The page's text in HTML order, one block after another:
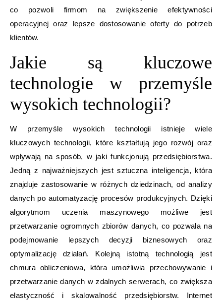
co pozwoli firmom na zwiększenie efektywności
operacyjnej oraz lepsze dostosowanie oferty do potrzeb
klientów.
Jakie są kluczowe
technologie w przemyśle
wysokich technologii?
W przemyśle wysokich technologii istnieje wiele
kluczowych technologii, które kształtują jego rozwój oraz
wpływają na sposób, w jaki funkcjonują przedsiębiorstwa.
Jedną z najważniejszych jest sztuczna inteligencja, która
znajduje zastosowanie w różnych dziedzinach, od analizy
danych po automatyzację procesów produkcyjnych. Dzięki
algorytmom uczenia maszynowego możliwe jest
przetwarzanie ogromnych zbiorów danych, co pozwala na
podejmowanie lepszych decyzji biznesowych oraz
optymalizację działań. Kolejną istotną technologią jest
chmura obliczeniowa, która umożliwia przechowywanie i
przetwarzanie danych w zdalnych serwerach, co zwiększa
elastyczność i skalowalność przedsiębiorstw. Internet